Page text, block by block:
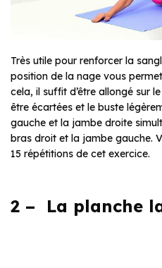
Très utile pour renforcer la
position de la nage vous
cela, il suffit d’être allongé sur
être écartées et le buste
gauche et la jambe droite
bras droit et la jambe gauche.
15 répétitions de cet exercice.
2 – La planche